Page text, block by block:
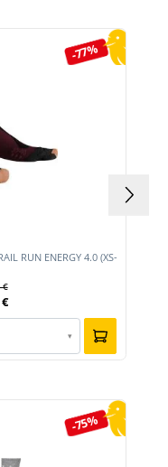
-77%
RUN ENERGY 4.0 (XS-
€
▾
-75%